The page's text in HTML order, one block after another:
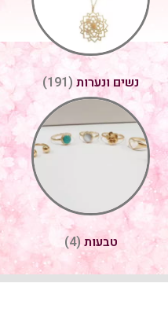
נשים ונערות (191)
טבעות(4)